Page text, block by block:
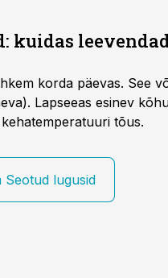
kuidas
korda päevas. See
Lapseeas esinev
tõus.
Seotud lugusid